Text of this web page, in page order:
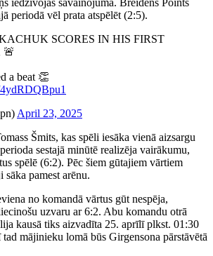
periodā vēl prata atspēlēt (2:5).
SCORES IN HIS FIRST
🚨
a beat 👏
April 23, 2025
Šmits, kas spēli iesāka vienā aizsargu
sestajā minūtē realizēja vairākumu,
spēlē (6:2). Pēc šiem gūtajiem vārtiem
sāka pamest arēnu.
no komandā vārtus gūt nespēja,
uzvaru ar 6:2. Abu komandu otrā
kausā tiks aizvadīta 25. aprīlī plkst. 01:30
mājinieku lomā būs Girgensona pārstāvētā